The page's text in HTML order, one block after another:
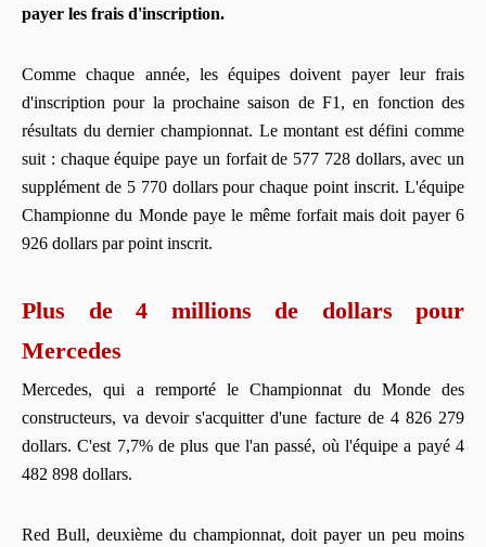
payer les frais d'inscription.
Comme chaque année, les équipes doivent payer leur frais
d'inscription pour la prochaine saison de F1, en fonction des
résultats du dernier championnat. Le montant est défini comme
suit : chaque équipe paye un forfait de 577 728 dollars, avec un
supplément de 5 770 dollars pour chaque point inscrit. L'équipe
Championne du Monde paye le même forfait mais doit payer 6
926 dollars par point inscrit.
Plus de 4 millions de dollars pour
Mercedes
Mercedes, qui a remporté le Championnat du Monde des
constructeurs, va devoir s'acquitter d'une facture de 4 826 279
dollars. C'est 7,7% de plus que l'an passé, où l'équipe a payé 4
482 898 dollars.
Red Bull, deuxième du championnat, doit payer un peu moins